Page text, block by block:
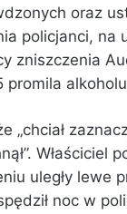
oraz
policjanci, na
zniszczenia
promila
„chciał
Właściciel
uległy lewe
noc w